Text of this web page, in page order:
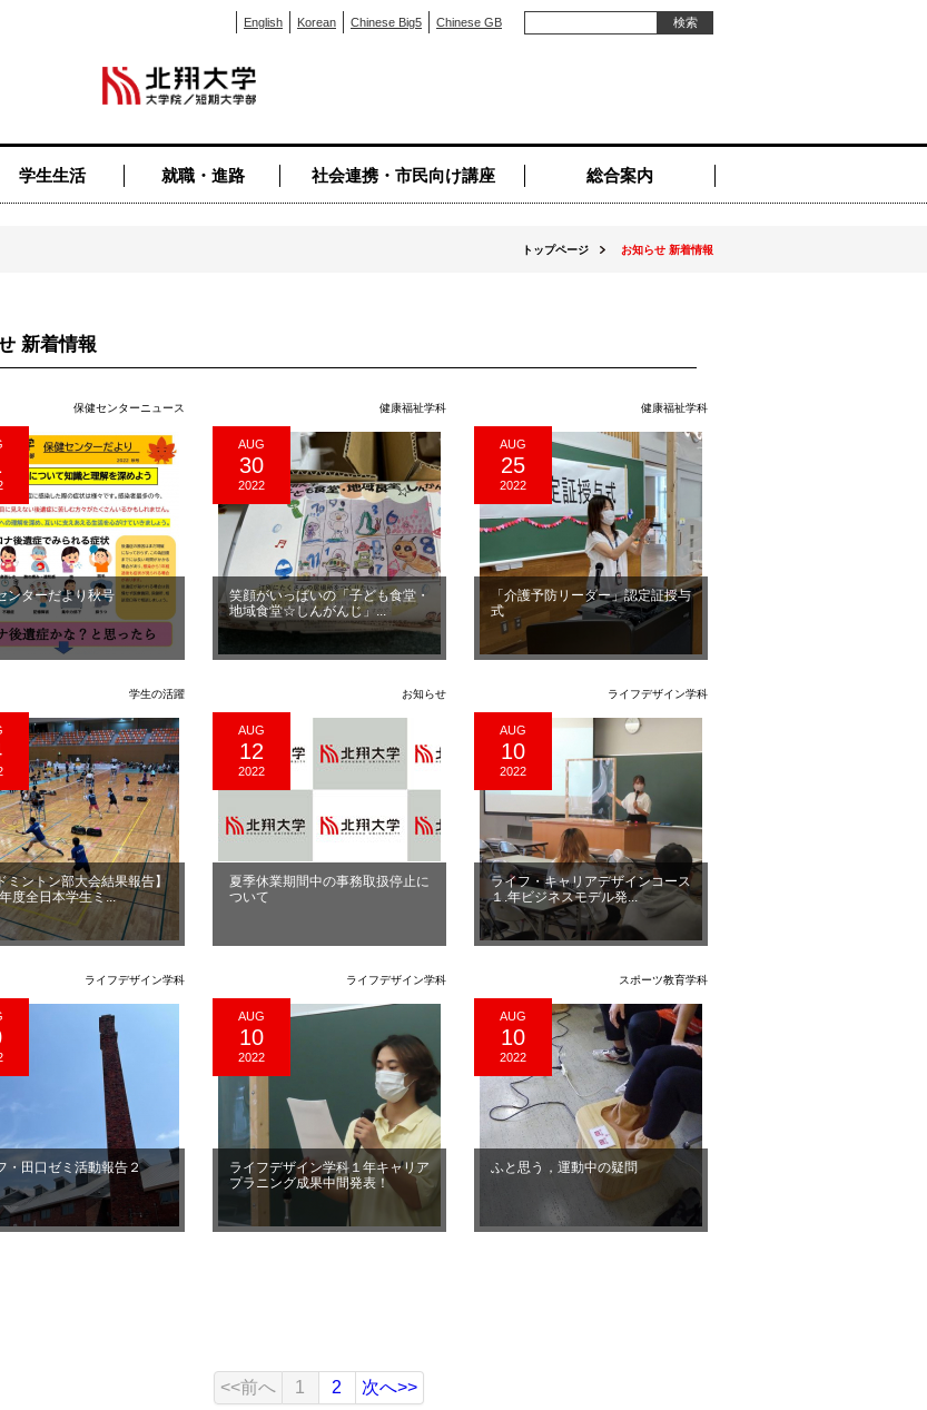
English Korean Chinese Big5 Chinese GB
学生生活 就職・進路 社会連携・市民向け講座 総合案内
トップページ お知らせ 新着情報
新着情報
保健センターニュース
ンターだより秋号
健康福祉学科
AUG
30
2022
笑顔がいっぱいの「子ども食堂・
地域食堂☆しんがんじ」...
健康福祉学科
AUG
25
2022
「介護予防リーダー」認定証授与
式
学生の活躍
ミントン部大会結果報告】
度全日本学生ミ...
お知らせ
AUG
12
2022
夏季休業期間中の事務取扱停止に
ついて
ライフデザイン学科
AUG
10
2022
ライフ・キャリアデザインコース
１.年ビジネスモデル発...
ライフデザイン学科
・田口ゼミ活動報告２
ライフデザイン学科
AUG
10
2022
ライフデザイン学科１年キャリア
プラニング成果中間発表！
スポーツ教育学科
AUG
10
2022
ふと思う，運動中の疑問
<<前へ 1 2 次へ>>